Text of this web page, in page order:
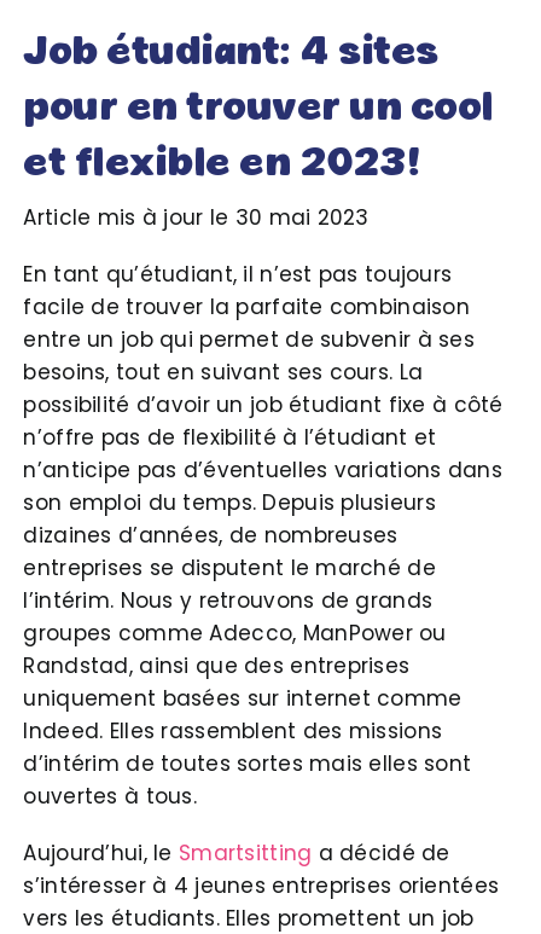
Job étudiant: 4 sites
pour en trouver un cool
et flexible en 2023!
Article mis à jour le 30 mai 2023
En tant qu’étudiant, il n’est pas toujours
facile de trouver la parfaite combinaison
entre un job qui permet de subvenir à ses
besoins, tout en suivant ses cours. La
possibilité d’avoir un job étudiant fixe à côté
n’offre pas de flexibilité à l’étudiant et
n’anticipe pas d’éventuelles variations dans
son emploi du temps. Depuis plusieurs
dizaines d’années, de nombreuses
entreprises se disputent le marché de
l’intérim. Nous y retrouvons de grands
groupes comme Adecco, ManPower ou
Randstad, ainsi que des entreprises
uniquement basées sur internet comme
Indeed. Elles rassemblent des missions
d’intérim de toutes sortes mais elles sont
ouvertes à tous.
Aujourd’hui, le Smartsitting a décidé de
s’intéresser à 4 jeunes entreprises orientées
vers les étudiants. Elles promettent un job